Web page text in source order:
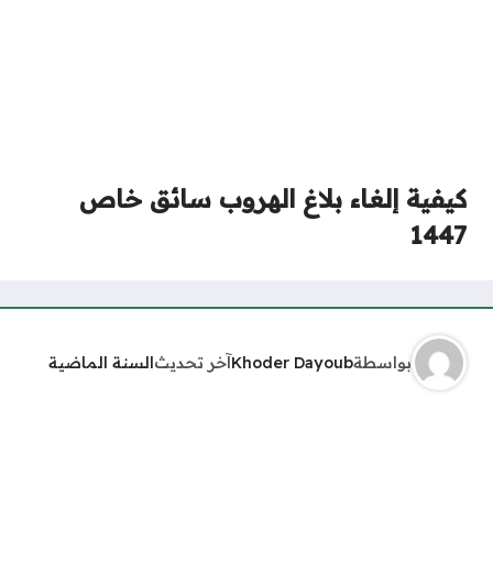
كيفية إلغاء بلاغ الهروب سائق خاص
1447
بواسطةKhoder Dayoubآخر تحديثالسنة الماضية